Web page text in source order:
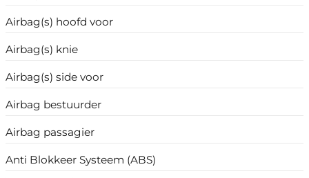
Airbag(s) hoofd voor
Airbag(s) knie
Airbag(s) side voor
Airbag bestuurder
Airbag passagier
Anti Blokkeer Systeem (ABS)